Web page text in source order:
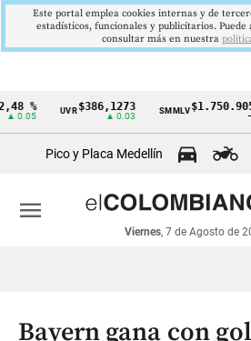
Cintillo
económicos
Colombia
% UVR$386,1273
▲ 0.03
SMMLV$1.750.905
Pico y Placa Medellín
Viernes, 7 de Agosto de
menu
Bayern gana con
Este portal emplea cookies internas y de
estadísticos, funcionales y publicitarios. Puede
consultar más en nuestra